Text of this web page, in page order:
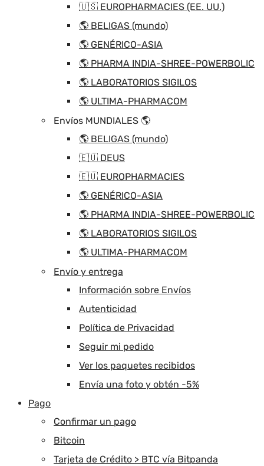
🇺🇸 EUROPHARMACIES (EE. UU.)
🌎 BELIGAS (mundo)
🌎 GENÉRICO-ASIA
🌎 PHARMA INDIA-SHREE-POWERBOLIC
🌎 LABORATORIOS SIGILOS
🌎 ULTIMA-PHARMACOM
Envíos MUNDIALES 🌎
🌎 BELIGAS (mundo)
🇪🇺 DEUS
🇪🇺 EUROPHARMACIES
🌎 GENÉRICO-ASIA
🌎 PHARMA INDIA-SHREE-POWERBOLIC
🌎 LABORATORIOS SIGILOS
🌎 ULTIMA-PHARMACOM
Envío y entrega
Información sobre Envíos
Autenticidad
Política de Privacidad
Seguir mi pedido
Ver los paquetes recibidos
Envía una foto y obtén -5%
Pago
Confirmar un pago
Bitcoin
Tarjeta de Crédito > BTC vía Bitpanda